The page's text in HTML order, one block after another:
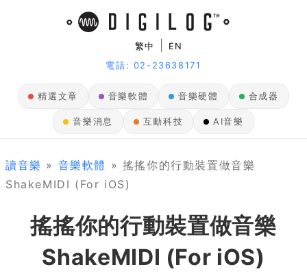
繁中
EN
電話: 02-23638171
精選文章 音樂軟體 音樂硬體 合成器
音樂消息 互動科技 AI音樂
讀音樂 » 音樂軟體 » 搖搖你的行動裝置做音樂
ShakeMIDI (For iOS)
搖搖你的行動裝置做音樂
ShakeMIDI (For iOS)